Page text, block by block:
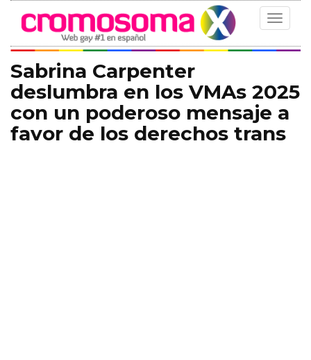
Toggle
Sabrina Carpenter
deslumbra en los VMAs 2025
con un poderoso mensaje a
favor de los derechos trans